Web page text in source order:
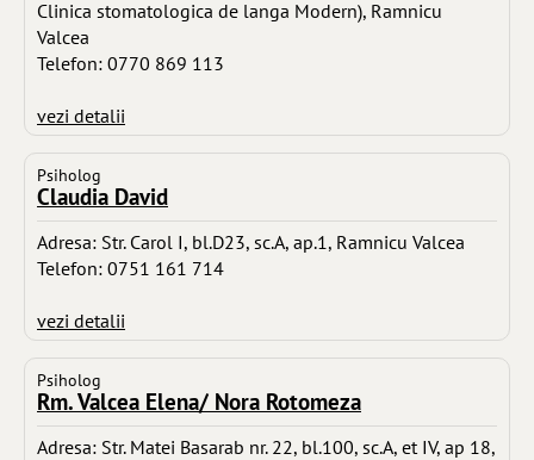
Clinica stomatologica de langa Modern), Ramnicu
Valcea
Telefon: 0770 869 113
vezi detalii
Psiholog
Claudia David
Adresa: Str. Carol I, bl.D23, sc.A, ap.1, Ramnicu Valcea
Telefon: 0751 161 714
vezi detalii
Psiholog
Rm. Valcea Elena/ Nora Rotomeza
Adresa: Str. Matei Basarab nr. 22, bl.100, sc.A, et IV, ap 18,